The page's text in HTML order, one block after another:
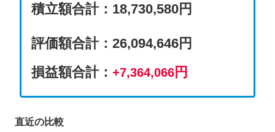
積立額合計：18,730,580円
評価額合計： 26,094,646円
損益額合計： +7,364,066円
直近の比較